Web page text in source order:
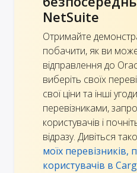
NetSuite
Отримайте
побачити, як ви
відправлення до
виберіть своїх
свої ціни та інші
перевізниками,
користувачів і
відразу. Дивіться
моїх перевізників,
користувачів в